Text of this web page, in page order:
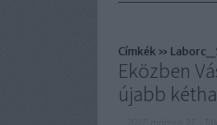
Címkék »
Eközben
újabb